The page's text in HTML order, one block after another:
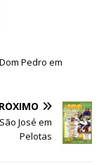
arPedro em
José em
Pelotas